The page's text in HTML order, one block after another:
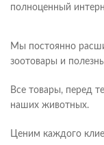
полноценный
Мы постоянно
зоотовары и
Все товары, перед
наших животных.
Ценим каждого